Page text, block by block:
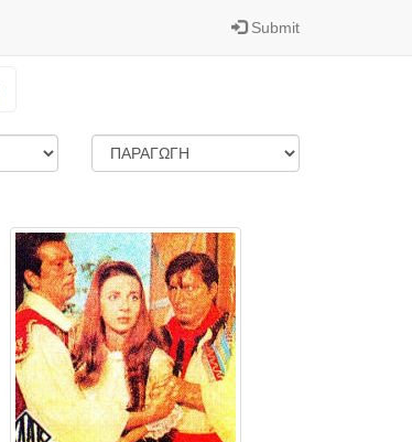
Submit